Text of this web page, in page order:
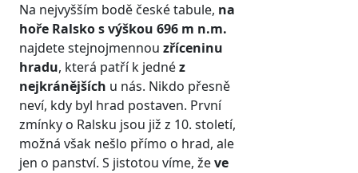
Na nejvyšším bodě české tabule, na
hoře Ralskos výškou 696 m n.m.
najdete stejnojmennou zříceninu
hradu, která patří k jednéz
nejkránějších u nás. Nikdo přesně
neví, kdy byl hrad postaven. První
zmínky o Ralsku jsou již z 10. století,
možná však nešlo přímo o hrad, ale
jen o panství. S jistotou víme, ževe